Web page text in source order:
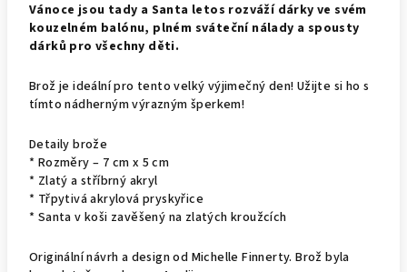
Vánoce jsou tady a Santa letos rozváží dárky ve svém
kouzelném balónu, plném sváteční nálady a spousty
dárků pro všechny děti.
Brož je ideální pro tento velký výjimečný den! Užijte si ho s
tímto nádherným výrazným šperkem!
Detaily brože
* Rozměry – 7 cm x 5 cm
* Zlatý a stříbrný akryl
* Třpytivá akrylová pryskyřice
* Santa v koši zavěšený na zlatých kroužcích
Originální návrh a design od Michelle Finnerty. Brož byla